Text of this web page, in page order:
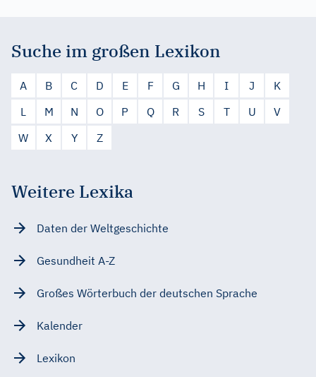
Suche im großen Lexikon
A B C D E F G H I J
K
L
M N O P Q R S T U
V
W
X Y Z
Weitere Lexika
Daten der Weltgeschichte
Gesundheit A-Z
Großes Wörterbuch der deutschen Sprache
Kalender
Lexikon